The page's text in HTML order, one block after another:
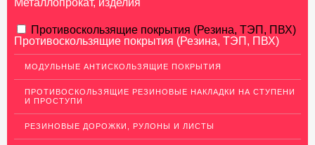
Металлопрокат, изделия
АЛЮМИНИЕВЫЙ ПРОКАТ
НЕРЖАВЕЮЩАЯ СТАЛЬ
МЕДНЫЙ ПРОКАТ
ЛАТУННЫЙ ПРОКАТ
ДЕКОР НЕРЖАВЕЙКА
Противоскользящие покрытия (Резина, ТЭП, ПВХ)
Противоскользящие покрытия (Резина, ТЭП, ПВХ)
МОДУЛЬНЫЕ АНТИСКОЛЬЗЯЩИЕ ПОКРЫТИЯ
ПРОТИВОСКОЛЬЗЯЩИЕ РЕЗИНОВЫЕ НАКЛАДКИ НА СТУПЕНИ
И ПРОСТУПИ
РЕЗИНОВЫЕ ДОРОЖКИ, РУЛОНЫ И ЛИСТЫ